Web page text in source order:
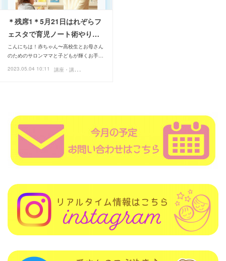
＊残席1＊5月21日はれぞらフ
ェスタで育児ノート術やり…
こんにちは！赤ちゃん〜高校生とお母さん
のためのサロンママと子どもが輝くお手…
2023.05.04 10:11
講
座・講演・イベント